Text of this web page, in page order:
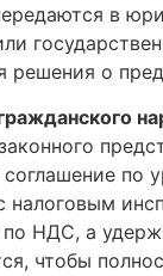
в
решения о
соглашение по
налоговым
НДС, а
чтобы